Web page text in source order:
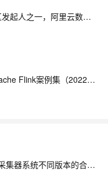
【大咖问答】对话PostgreSQL 中国社区发起人之一，阿里云数据库高级专家 德哥
【藏经阁一起读（27）】本周推荐《Apache Flink案例集（2022版）》，你有哪些心得？
优雅草采集器系统全面开源-优雅草YYC采集器系统不同版本的合集整体开源yyc-gather-采集器开源-优雅草央千澈